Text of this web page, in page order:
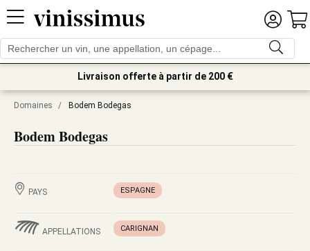
Livraison offerte à partir de 200 €
Domaines / Bodem Bodegas
Bodem Bodegas
PAYS ESPAGNE
APPELLATIONS CARIGNAN